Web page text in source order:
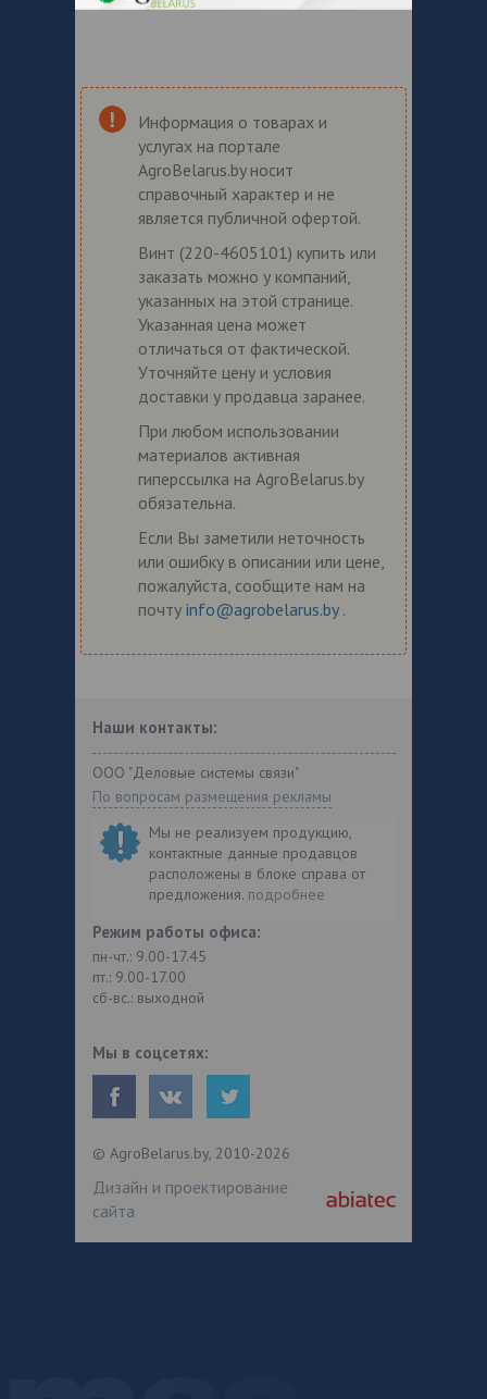
Информация о товарах и
услугах на портале
AgroBelarus.by носит
справочный характер и не
является публичной офертой.
Винт (220-4605101) купить или
заказать можно у компаний,
указанных на этой странице.
Указанная цена может
отличаться от фактической.
Уточняйте цену и условия
доставки у продавца заранее.
При любом использовании
материалов активная
гиперссылка на AgroBelarus.by
обязательна.
Если Вы заметили неточность
или ошибку в описании или цене,
пожалуйста, сообщите нам на
почту info@agrobelarus.by .
Наши контакты:
ООО "Деловые системы связи"
По вопросам размещения рекламы
Мы не реализуем продукцию,
контактные данные продавцов
расположены в блоке справа от
предложения. подробнее
Режим работы офиса:
пн-чт.: 9.00-17.45
пт.: 9.00-17.00
сб-вс.: выходной
Мы в соцсетях:
© AgroBelarus.by, 2010-2026
Дизайн и проектирование
сайта